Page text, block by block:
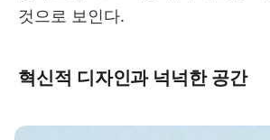
것으로 보인다.
혁신적 디자인과 넉넉한 공간